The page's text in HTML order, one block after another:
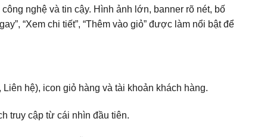
nghệ và tin cậy. Hình ảnh lớn, banner rõ nét, bố
“Xem chi tiết”, “Thêm vào giỏ” được làm nổi bật để
hệ), icon giỏ hàng và tài khoản khách hàng.
truy cập từ cái nhìn đầu tiên.